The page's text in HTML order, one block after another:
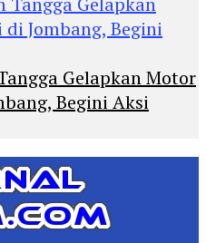
Gelapkan Motor
Begini Aksi